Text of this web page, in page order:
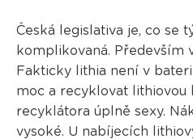
Česká legislativa je, co se
komplikovaná. Především
Fakticky lithia není v
moc a recyklovat lithiovou
recyklátora úplně sexy.
vysoké. U nabíjecích